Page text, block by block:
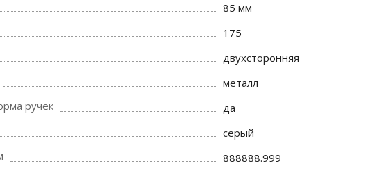
85 мм
175
двухсторонняя
металл
ручек
да
серый
888888.999